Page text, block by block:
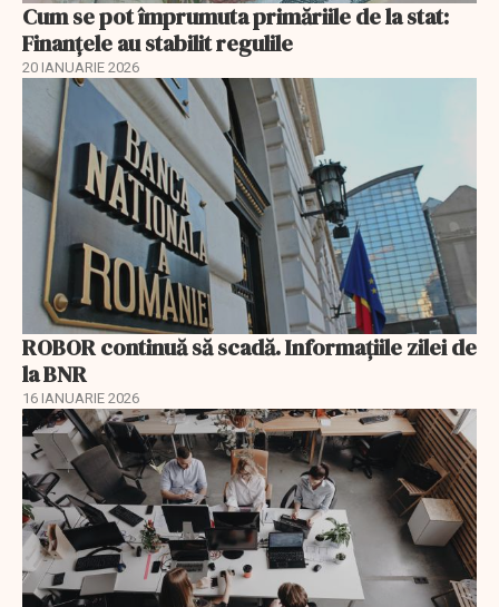
Cum se pot împrumuta primăriile de la stat:
Finanțele au stabilit regulile
20 IANUARIE 2026
ROBOR continuă să scadă. Informaţiile zilei de
la BNR
16 IANUARIE 2026